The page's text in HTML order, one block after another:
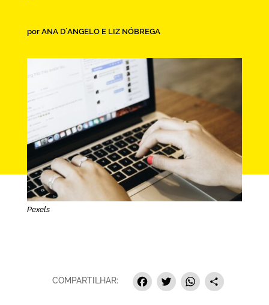
por ANA D´ANGELO E LIZ NÓBREGA
Pexels
COMPARTILHAR: Facebook
Twitter